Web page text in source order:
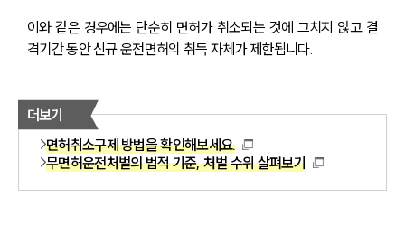
이와 같은 경우에는 단순히 면허가 취소되는 것에 그치지 않고 결
격기간 동안 신규 운전면허의 취득 자체가 제한됩니다.
더보기
면허취소구제 방법을 확인해보세요.
무면허운전처벌의 법적 기준, 처벌 수위 살펴보기